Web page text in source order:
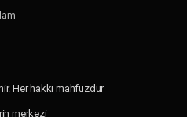
Her hakkı mahfuzdur
merkezi